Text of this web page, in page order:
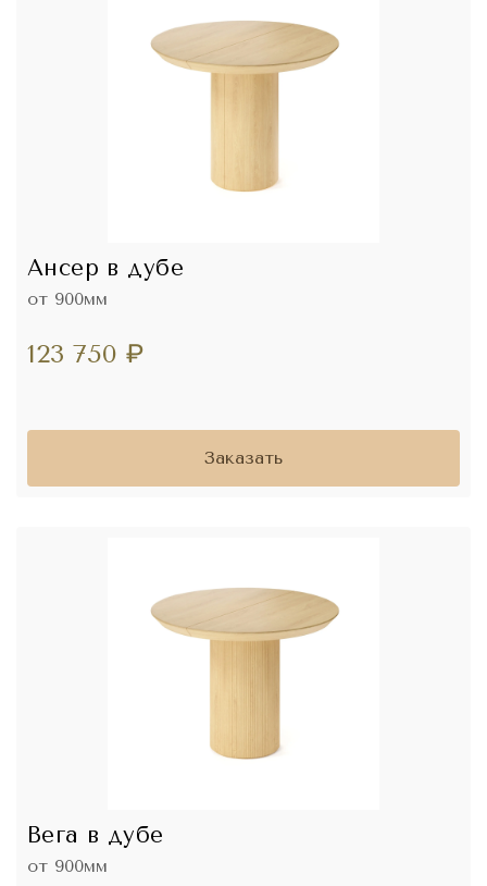
Ансер в дубе
от 900мм
123 750 ₽
Заказать
Вега в дубе
от 900мм